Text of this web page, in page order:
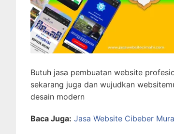
Butuh jasa pembuatan website
sekarang juga dan wujudkan
desain modern
Baca Juga: Jasa Website Cibeber